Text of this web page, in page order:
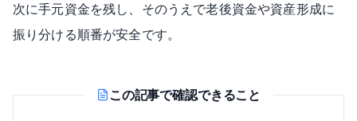
次に手元資金を残し、そのうえで老後資金や資産形成に
振り分ける順番が安全です。
この記事で確認できること